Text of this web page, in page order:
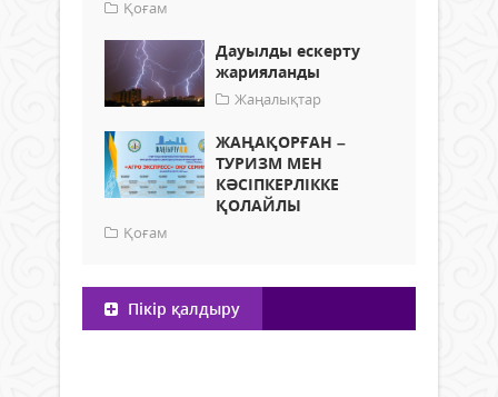
Қоғам
Дауылды ескерту
жарияланды
Жаңалықтар
ЖАҢАҚОРҒАН –
ТУРИЗМ МЕН
КӘСІПКЕРЛІККЕ
ҚОЛАЙЛЫ
Қоғам
Пікір қалдыру